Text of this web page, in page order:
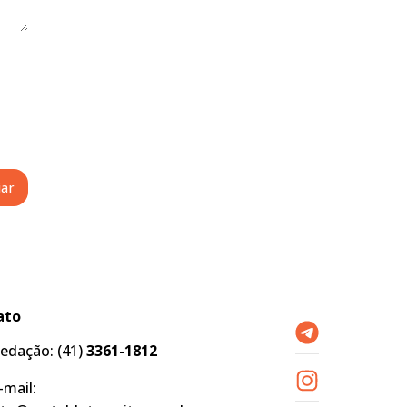
(41)3361-1812
mail: